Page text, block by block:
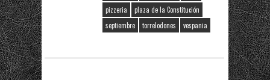
pizzeria
plaza de la Constitución
septiembre
torrelodones vespania